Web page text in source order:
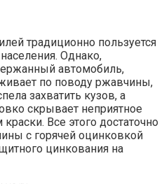
традиционно пользуется
Однако,
автомобиль,
по поводу ржавчины,
захватить кузов, а
скрывает неприятное
Все этого достаточно
с горячей оцинковкой
цинкования на